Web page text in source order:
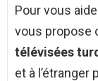
Pour vous
vous propose
télévisées
et à l’étranger